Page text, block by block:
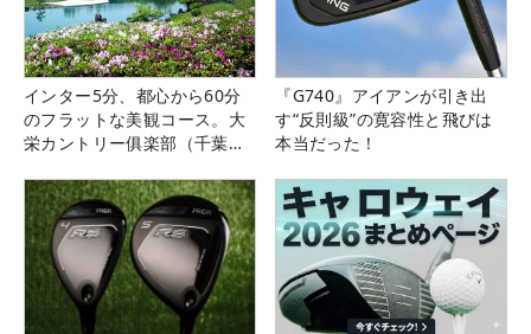
インター5分、都心から60分
のフラットな美観コース。大
栄カントリー俱楽部（千葉
『G740』アイアンが引き出
す“反則級”の寛容性と飛びは
本当だった！